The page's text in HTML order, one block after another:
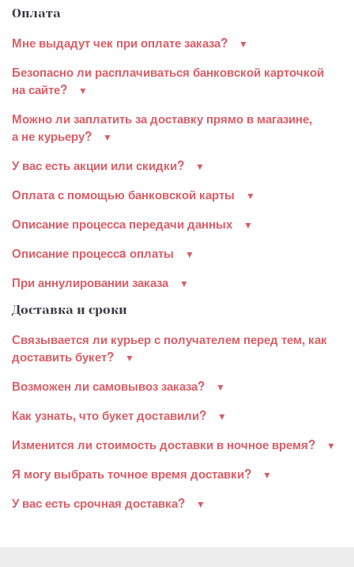
Оплата
Мне выдадут чек при оплате заказа?
Безопасно ли расплачиваться банковской карточкой
на сайте?
Можно ли заплатить за доставку прямо в магазине,
а не курьеру?
У вас есть акции или скидки?
Оплата с помощью банковской карты
Описание процесса передачи данных
Описание процессa оплаты
При аннулировании заказа
Доставка и сроки
Связывается ли курьер с получателем перед тем, как
доставить букет?
Возможен ли самовывоз заказа?
Как узнать, что букет доставили?
Изменится ли стоимость доставки в ночное время?
Я могу выбрать точное время доставки?
У вас есть срочная доставка?